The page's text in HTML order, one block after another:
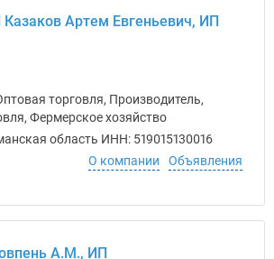
Артем Евгеньевич, ИП
торговля, Производитель,
Фермерское хозяйство
область ИНН: 519015130016
О компании
Объявления
А.М., ИП